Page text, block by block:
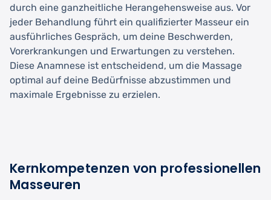
durch eine ganzheitliche Herangehensweise aus. Vor
jeder Behandlung führt ein qualifizierter Masseur ein
ausführliches Gespräch, um deine Beschwerden,
Vorerkrankungen und Erwartungen zu verstehen.
Diese Anamnese ist entscheidend, um die Massage
optimal auf deine Bedürfnisse abzustimmen und
maximale Ergebnisse zu erzielen.
Kernkompetenzen von professionellen
Masseuren